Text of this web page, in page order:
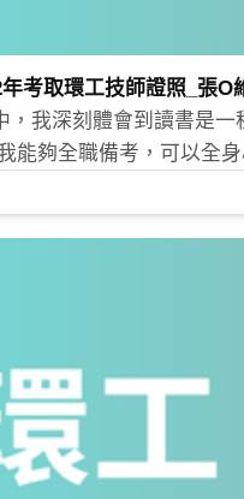
考取環工技師證照_張O
，我深刻體會到讀書是一
能夠全職備考，可以全
的動力。 與在職備考的
小。 為了降低壓力和重
門走走，讓自己放鬆一下
停損點，以確保自己在
成目標，並努力克服一切
只要有明確的方向和堅定
最後我今年是用考環工技
師的考科最全面， 難度也